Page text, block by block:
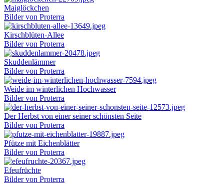
Maiglöckchen
Bilder von Proterra
Kirschblüten-Allee
Bilder von Proterra
Skuddenlämmer
Bilder von Proterra
Weide im winterlichen Hochwasser
Bilder von Proterra
Der Herbst von einer seiner schönsten Seite
Bilder von Proterra
Pfütze mit Eichenblätter
Bilder von Proterra
Efeufrüchte
Bilder von Proterra